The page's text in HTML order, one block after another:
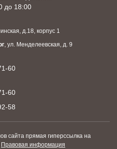
до 18:00
д.18, корпус 1
, ул. Менделеевская, д. 9
60
60
58
сайта прямая гиперссылка на
Правовая информация